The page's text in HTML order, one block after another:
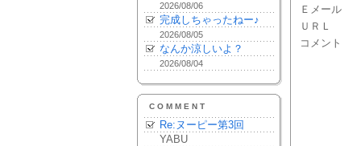
2026/08/06
完成しちゃったねー♪
2026/08/05
なんか涼しいよ？
2026/08/04
COMMENT
Re:ヌーピー第3回
YABU
Ｅメール
ＵＲＬ
コメント